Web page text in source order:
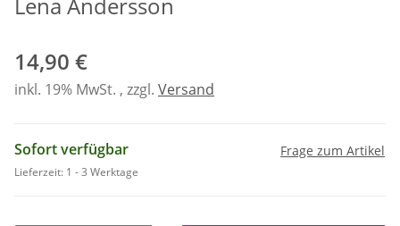
14,90 €
inkl. 19% MwSt. , zzgl. Versand
Sofort verfügbar
Lieferzeit: 1 - 3 Werktage
Frage zum Artikel